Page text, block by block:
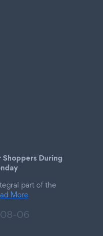
During
part of the
More
06